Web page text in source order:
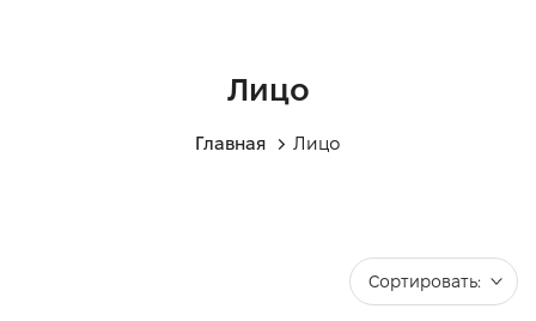
Лицо
Главная Лицо
Сортировать: